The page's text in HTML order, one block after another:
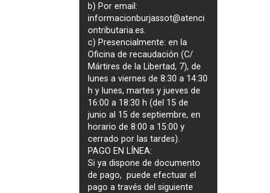
b) Por email:
informacionburjassot@atenci
ontributaria.es.
c) Presencialmente: en la
Oficina de recaudación (C/
Mártires de la Libertad, 7), de
lunes a viernes de 8:30 a 14:30
h y lunes, martes y jueves de
16:00 a 18:30 h (del 15 de
junio al 15 de septiembre, en
horario de 8:00 a 15:00 y
cerrado por las tardes).
PAGO EN LÍNEA:
Si ya dispone de documento
de pago, puede efectuar el
pago a través del siguiente